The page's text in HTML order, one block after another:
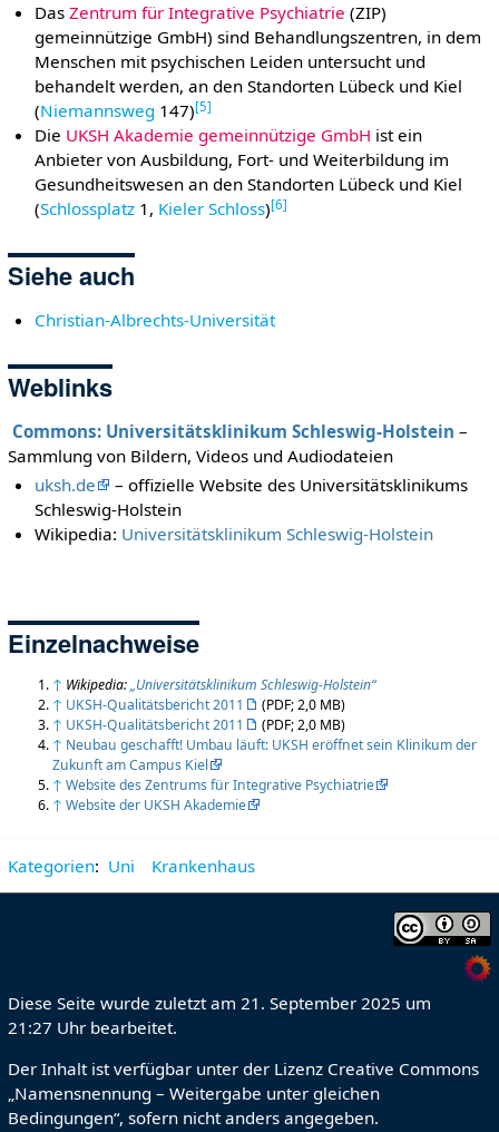
DasZentrum für Integrative Psychiatrie (ZIP)
gemeinnützige GmbH) sind Behandlungszentren, in dem
Menschen mit psychischen Leiden untersucht und
behandelt werden, an den Standorten Lübeck und Kiel
(Niemannsweg 147)[5]
Die UKSH Akademie gemeinnützige GmbH ist ein
Anbieter von Ausbildung, Fort- und Weiterbildung im
Gesundheitswesen an den Standorten Lübeck und Kiel
(Schlossplatz 1, Kieler Schloss)[6]
Siehe auch
Christian-Albrechts-Universität
Weblinks
Commons: Universitätsklinikum Schleswig-Holstein –
Sammlung von Bildern, Videos und Audiodateien
uksh.de
– offizielle Website des Universitätsklinikums
Schleswig-Holstein
Wikipedia: Universitätsklinikum Schleswig-Holstein
Einzelnachweise
↑ Wikipedia:„Universitätsklinikum Schleswig-Holstein“
↑ UKSH-Qualitätsbericht 2011
(PDF; 2,0 MB)
↑ UKSH-Qualitätsbericht 2011
(PDF; 2,0 MB)
↑ Neubau geschafft! Umbau läuft: UKSH eröffnet sein Klinikum der
Zukunft am Campus Kiel
↑ Website des Zentrums für Integrative Psychiatrie
↑ Website der UKSH Akademie
Kategorien: Uni Krankenhaus
Diese Seite wurde zuletzt am 21. September 2025 um
21:27 Uhr bearbeitet.
Der Inhalt ist verfügbar unter der Lizenz Creative Commons
„Namensnennung – Weitergabe unter gleichen
Bedingungen“, sofern nicht anders angegeben.